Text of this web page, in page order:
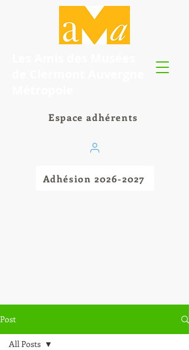
Espace adhérents
Adhésion 2026-2027
Post
All Posts